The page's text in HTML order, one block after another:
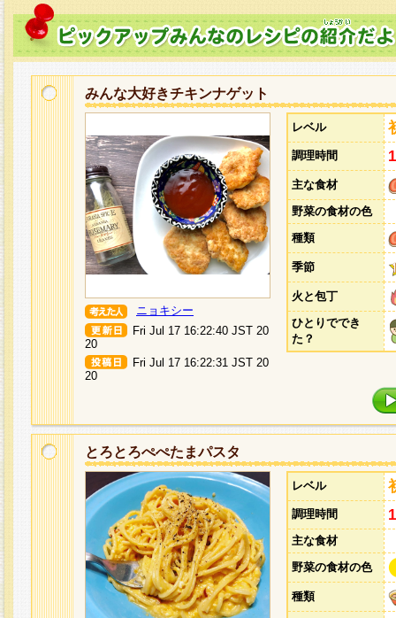
みんな大好きチキンナゲット
ニョキシー
Fri Jul 17 16:22:40 JST 20
20
Fri Jul 17 16:22:31 JST 20
20
レベル
調理時間
主な食材
野菜の食材の色
種類
季節
火と包丁
ひとりででき
た？
とろとろぺぺたまパスタ
レベル
調理時間
主な食材
野菜の食材の色
種類